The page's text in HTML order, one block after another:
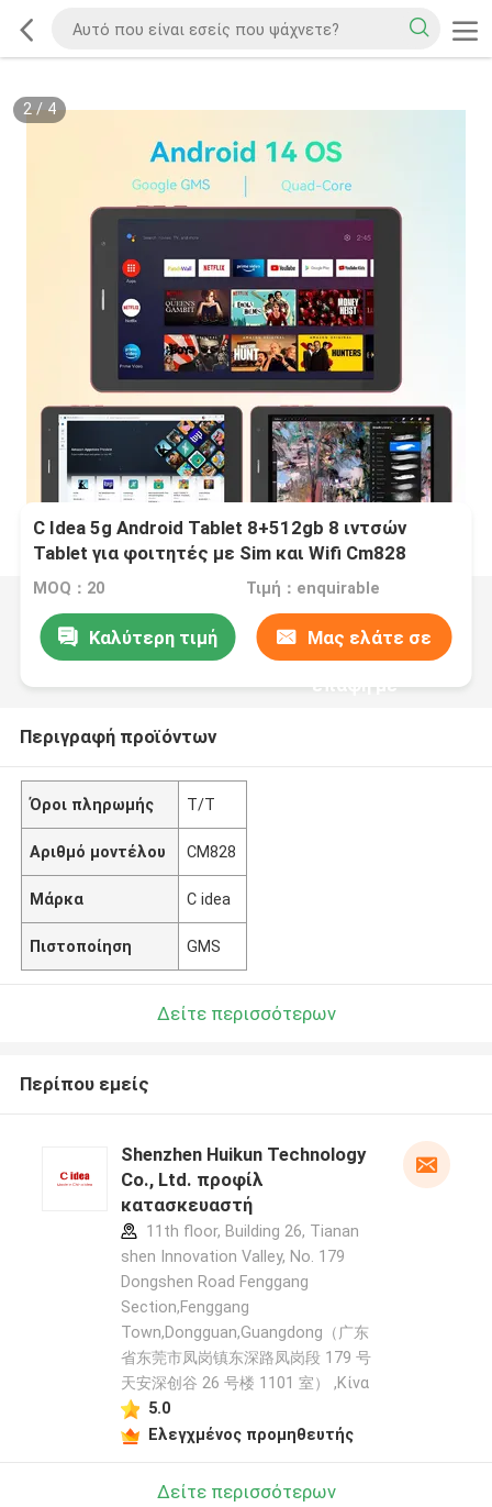
2/4
C Idea 5g Android Tablet 8+512gb 8 ιντσών
Tablet για φοιτητές με Sim και Wifi Cm828
Κόκκινο
MOQ：20 Τιμή：enquirable
Καλύτερη τιμή Μας ελάτε σε
επαφή με
Περιγραφή προϊόντων
Όροι πληρωμής Τ/Τ
Αριθμό μοντέλου CM828
Μάρκα C idea
Πιστοποίηση GMS
Δείτε περισσότερων
Περίπου εμείς
Shenzhen Huikun Technology
Co., Ltd. προφίλ
κατασκευαστή
11th floor, Building 26, Tianan
shen Innovation Valley, No. 179
Dongshen Road Fenggang
Section,Fenggang
Town,Dongguan,Guangdong（广东
省东莞市凤岗镇东深路凤岗段 179 号
天安深创谷 26 号楼 1101 室） ,Κίνα
5.0
Ελεγχμένος προμηθευτής
Δείτε περισσότερων